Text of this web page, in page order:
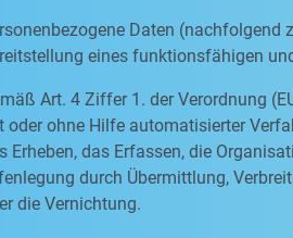
Daten (nachfolgend
eines funktionsfähigen
Art. 4 Ziffer 1. der Verordnung
oder ohne Hilfe automatisierter
Erheben, das Erfassen, die
durch Übermittlung,
die Vernichtung.